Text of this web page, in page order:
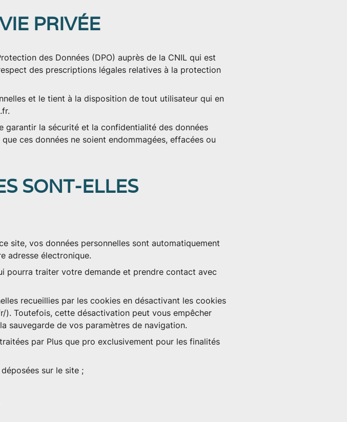
PRIVÉE
des Données (DPO) auprès de la CNIL qui est
des prescriptions légales relatives à la protection
et le tient à la disposition de tout utilisateur qui en
.
la sécurité et la confidentialité des données
ces données ne soient endommagées, effacées ou
SONT-ELLES
site, vos données personnelles sont automatiquement
adresse électronique.
pourra traiter votre demande et prendre contact avec
recueillies par les cookies en désactivant les cookies
Toutefois, cette désactivation peut vous empêcher
sauvegarde de vos paramètres de navigation.
par Plus que pro exclusivement pour les finalités
sur le site ;